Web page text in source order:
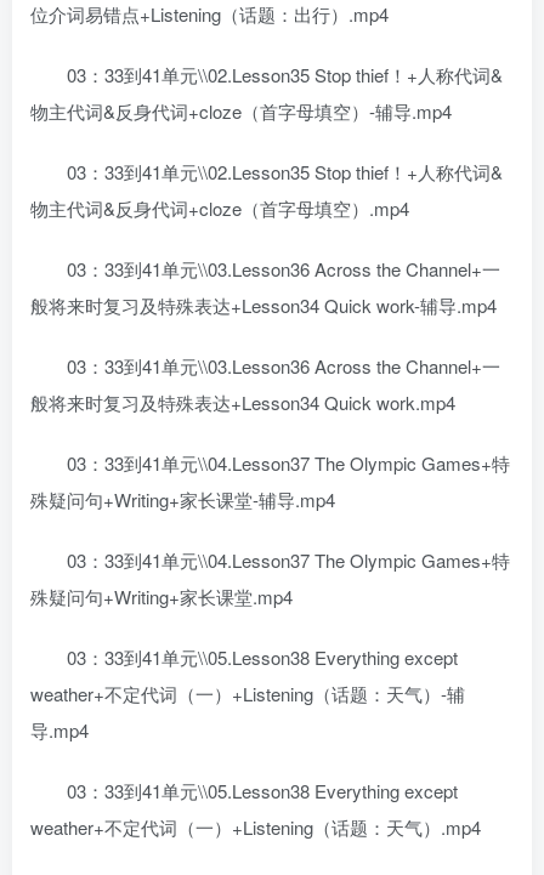
位介词易错点+Listening（话题：出行）.mp4
03：33到41单元\\02.Lesson35 Stop thief！+人称代词&
物主代词&反身代词+cloze（首字母填空）-辅导.mp4
03：33到41单元\\02.Lesson35 Stop thief！+人称代词&
物主代词&反身代词+cloze（首字母填空）.mp4
03：33到41单元\\03.Lesson36 Across the Channel+一
般将来时复习及特殊表达+Lesson34 Quick work-辅导.mp4
03：33到41单元\\03.Lesson36 Across the Channel+一
般将来时复习及特殊表达+Lesson34 Quick work.mp4
03：33到41单元\\04.Lesson37 The Olympic Games+特
殊疑问句+Writing+家长课堂-辅导.mp4
03：33到41单元\\04.Lesson37 The Olympic Games+特
殊疑问句+Writing+家长课堂.mp4
03：33到41单元\\05.Lesson38 Everything except
weather+不定代词（一）+Listening（话题：天气）-辅
导.mp4
03：33到41单元\\05.Lesson38 Everything except
weather+不定代词（一）+Listening（话题：天气）.mp4